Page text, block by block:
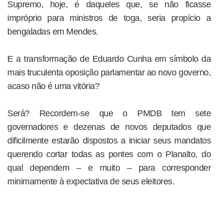
Supremo, hoje, é daqueles que, se não ficasse
impróprio para ministros de toga, seria propício a
bengaladas em Mendes.
E a transformação de Eduardo Cunha em símbolo da
mais truculenta oposição parlamentar ao novo governo,
acaso não é uma vitória?
Será? Recordem-se que o PMDB tem sete
governadores e dezenas de novos deputados que
dificilmente estarão dispostos a iniciar seus mandatos
querendo cortar todas as pontes com o Planalto, do
qual dependem – e muito – para corresponder
minimamente à expectativa de seus eleitores.